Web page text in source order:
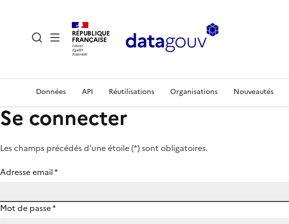
RÉPUBLIQUE
FRANÇAISE
Données API Réutilisations Organisations Nouveautés
Se connecter
Les champs précédés d'une étoile (*) sont obligatoires.
Adresse email*
Mot de passe*